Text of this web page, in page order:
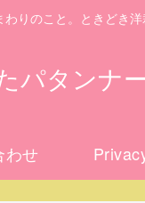
わりのこと。ときどき洋
パタンナ
わせ